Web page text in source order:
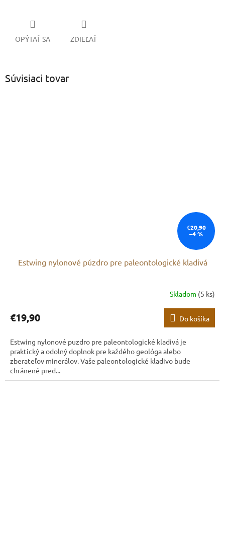
OPÝTAŤ SA ZDIEĽAŤ
Súvisiaci tovar
€20,90
–4 %
Estwing nylonové púzdro pre paleontologické kladivá
Skladom (5 ks)
€19,90 Do košíka
Estwing nylonové puzdro pre paleontologické kladivá je
praktický a odolný doplnok pre každého geológa alebo
zberateľov minerálov. Vaše paleontologické kladivo bude
chránené pred...